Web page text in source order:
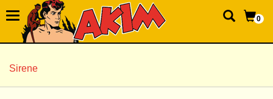
0
Sirene